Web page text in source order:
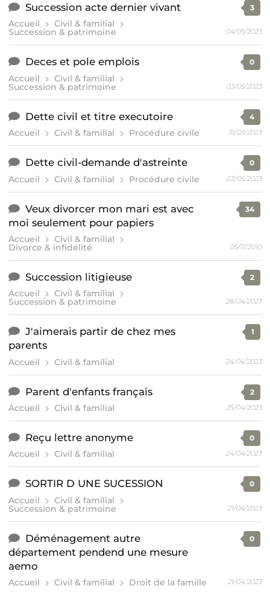
Succession acte dernier vivant
Accueil Civil & familial
Succession & patrimoine
3
04/05/2023
Deces et pole emplois
Accueil Civil & familial
Succession & patrimoine
0
03/05/2023
Dette civil et titre executoire
Accueil Civil & familial Procédure civile
4
31/03/2023
Dette civil-demande d'astreinte
Accueil Civil & familial Procédure civile
0
03/05/2023
Veux divorcer mon mari est avec
moi seulement pour papiers
Accueil Civil & familial
Divorce & infidélité
34
05/11/2010
Succession litigieuse
Accueil Civil & familial
Succession & patrimoine
2
28/04/2023
J'aimerais partir de chez mes
parents
Accueil Civil & familial
1
24/04/2023
Parent d'enfants français
Accueil Civil & familial
2
25/04/2023
Reçu lettre anonyme
Accueil Civil & familial
0
24/04/2023
SORTIR D UNE SUCESSION
Accueil Civil & familial
Succession & patrimoine
0
21/04/2023
Déménagement autre
département pendend une mesure
aemo
Accueil Civil & familial Droit de la famille
0
21/04/2023